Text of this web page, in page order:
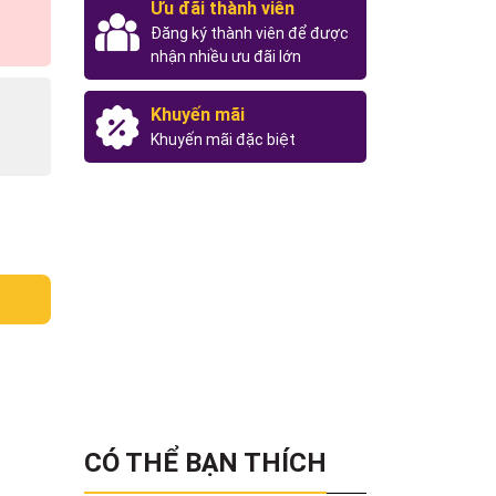
Ưu đãi thành viên
Đăng ký thành viên để được
nhận nhiều ưu đãi lớn
Khuyến mãi
Khuyến mãi đặc biệt
CÓ THỂ BẠN THÍCH